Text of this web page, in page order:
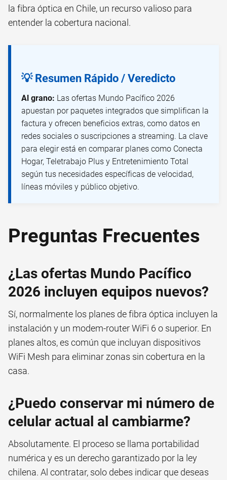
la fibra óptica en Chile, un recurso valioso para
entender la cobertura nacional.
💡 Resumen Rápido / Veredicto
Al grano: Las ofertas Mundo Pacífico 2026
apuestan por paquetes integrados que simplifican la
factura y ofrecen beneficios extras, como datos en
redes sociales o suscripciones a streaming. La clave
para elegir está en comparar planes como Conecta
Hogar, Teletrabajo Plus y Entretenimiento Total
según tus necesidades específicas de velocidad,
líneas móviles y público objetivo.
Preguntas Frecuentes
¿Las ofertas Mundo Pacífico
2026 incluyen equipos nuevos?
Sí, normalmente los planes de fibra óptica incluyen la
instalación y un modem-router WiFi 6 o superior. En
planes altos, es común que incluyan dispositivos
WiFi Mesh para eliminar zonas sin cobertura en la
casa.
¿Puedo conservar mi número de
celular actual al cambiarme?
Absolutamente. El proceso se llama portabilidad
numérica y es un derecho garantizado por la ley
chilena. Al contratar, solo debes indicar que deseas